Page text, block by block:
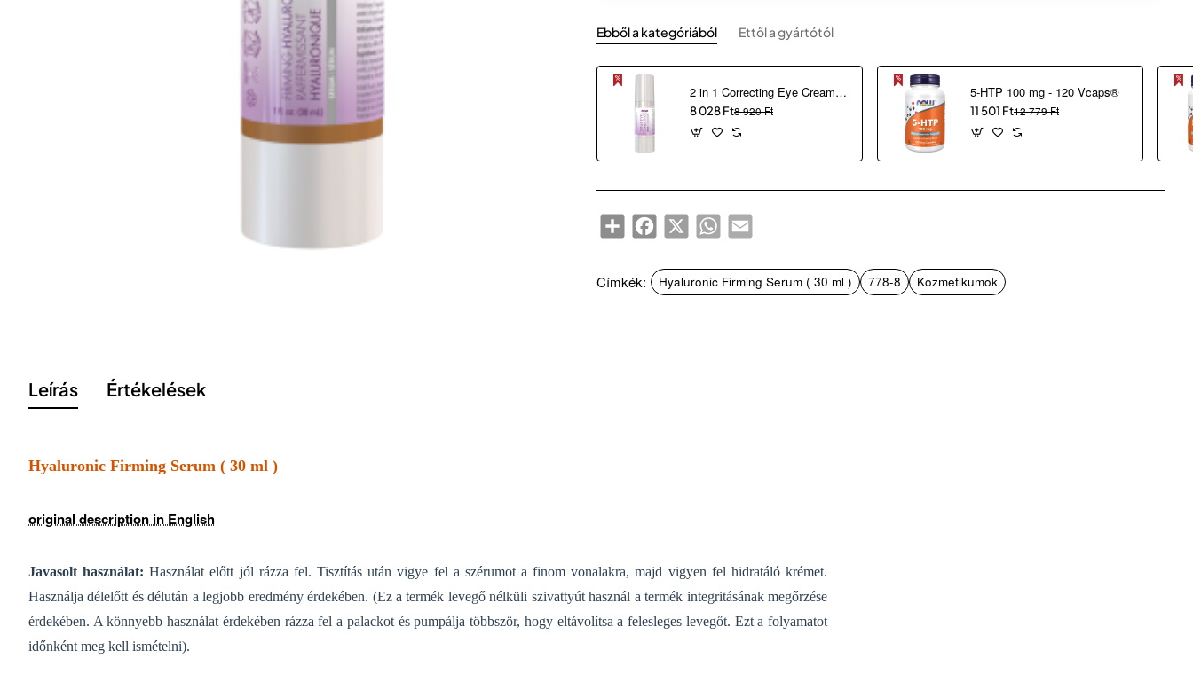
Ebből a kategóriából Ettől a gyártótól
2 in 1 Correcting Eye Cream (30 ml)
8 028 Ft8 920 Ft
5-HTP 100 mg - 120 Vcaps®
11 501 Ft12 779 Ft
ShareFacebook
X WhatsAppEmail
Címkék: Hyaluronic Firming Serum ( 30 ml ) 778-8 Kozmetikumok
Leírás Értékelések
Hyaluronic Firming Serum ( 30 ml )
original description in English
Javasolt használat: Használat előtt jól rázza fel. Tisztítás után vigye fel a szérumot a finom vonalakra, majd vigyen fel hidratáló krémet.
Használja délelőtt és délután a legjobb eredmény érdekében. (Ez a termék levegő nélküli szivattyút használ a termék integritásának megőrzése
érdekében. A könnyebb használat érdekében rázza fel a palackot és pumpálja többször, hogy eltávolítsa a felesleges levegőt. Ezt a folyamatot
időnként meg kell ismételni).